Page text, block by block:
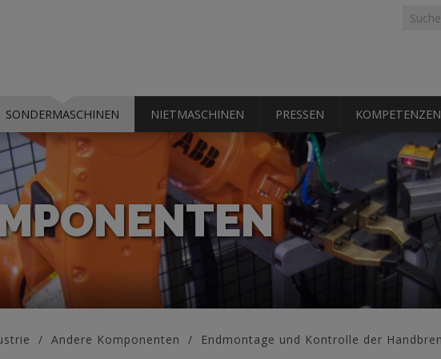
Suche
SONDERMASCHINEN NIETMASCHINEN PRESSEN KOMPETENZEN
Andere Komponenten Endmontage und Kontrolle der